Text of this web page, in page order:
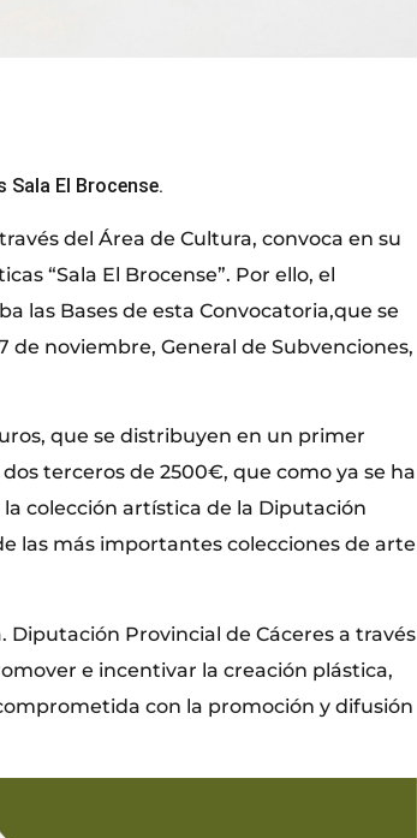
El Brocense.
del Área de Cultura, convoca en su
“Sala El Brocense”. Por ello, el
las Bases de esta Convocatoria,que se
de noviembre, General de Subvenciones,
que se distribuyen en un primer
terceros de 2500€, que como ya se ha
colección artística de la Diputación
las más importantes colecciones de arte
Diputación Provincial de Cáceres a través
e incentivar la creación plástica,
con la promoción y difusión